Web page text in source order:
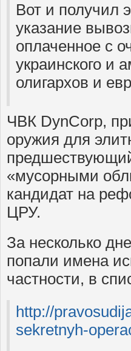
Вот и получил
указание
оплаченное с
украинского и
олигархов и
ЧВК DynCorp,
оружия для
«мусорными
кандидат на
ЦРУ.
За несколько
попали имена
частности, в
http://
sekretnyh-